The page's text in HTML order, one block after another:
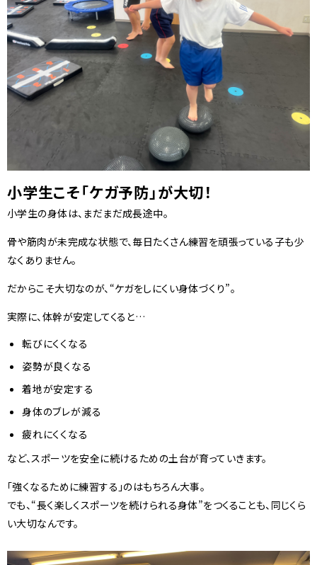
小学生こそ「ケガ予防」が大切！
小学生の身体は、まだまだ成長途中。
骨や筋肉が未完成な状態で、毎日たくさん練習を頑張っている子も少
なくありません。
だからこそ大切なのが、“ケガをしにくい身体づくり”。
実際に、体幹が安定してくると…
転びにくくなる
姿勢が良くなる
着地が安定する
身体のブレが減る
疲れにくくなる
など、スポーツを安全に続けるための土台が育っていきます。
「強くなるために練習する」のはもちろん大事。
でも、“長く楽しくスポーツを続けられる身体”をつくることも、同じくら
い大切なんです。